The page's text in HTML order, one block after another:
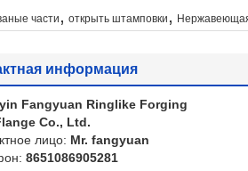
части , открыть штамповки ,
информация
Fangyuan Ringlike Forging
Co., Ltd.
лицо: Mr. fangyuan
8651086905281